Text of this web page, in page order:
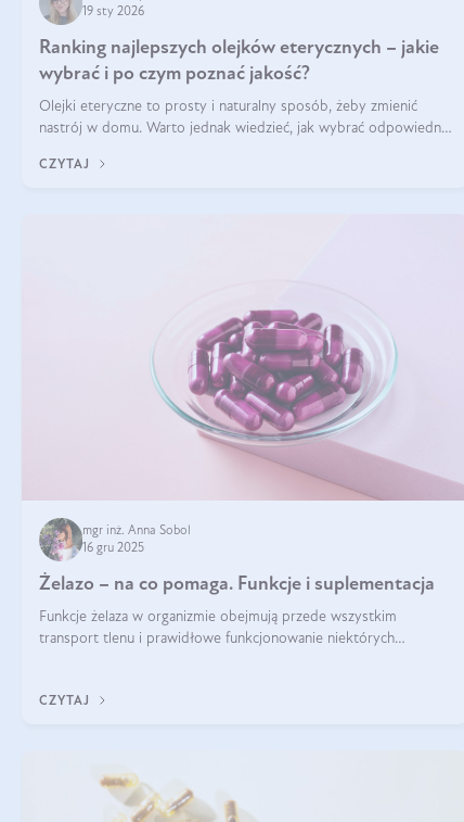
19 sty 2026
Ranking najlepszych olejków eterycznych – jakie
wybrać i po czym poznać jakość?
Olejki eteryczne to prosty i naturalny sposób, żeby zmienić
nastrój w domu. Warto jednak wiedzieć, jak wybrać odpowiednie
eteryczne są najlepsze? Poznaj najważniejsze kryteria wyboru!
CZYTAJ
mgr inż. Anna Sobol
16 gru 2025
Żelazo – na co pomaga. Funkcje i suplementacja
Funkcje żelaza w organizmie obejmują przede wszystkim
transport tlenu i prawidłowe funkcjonowanie niektórych
etapie życia.
CZYTAJ